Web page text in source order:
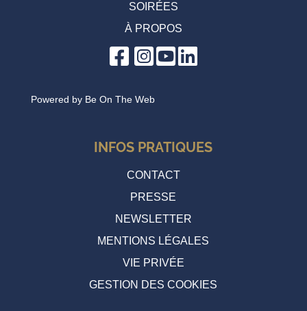
SOIRÉES
À PROPOS
Powered by Be On The Web
INFOS PRATIQUES
CONTACT
PRESSE
NEWSLETTER
MENTIONS LÉGALES
VIE PRIVÉE
GESTION DES COOKIES